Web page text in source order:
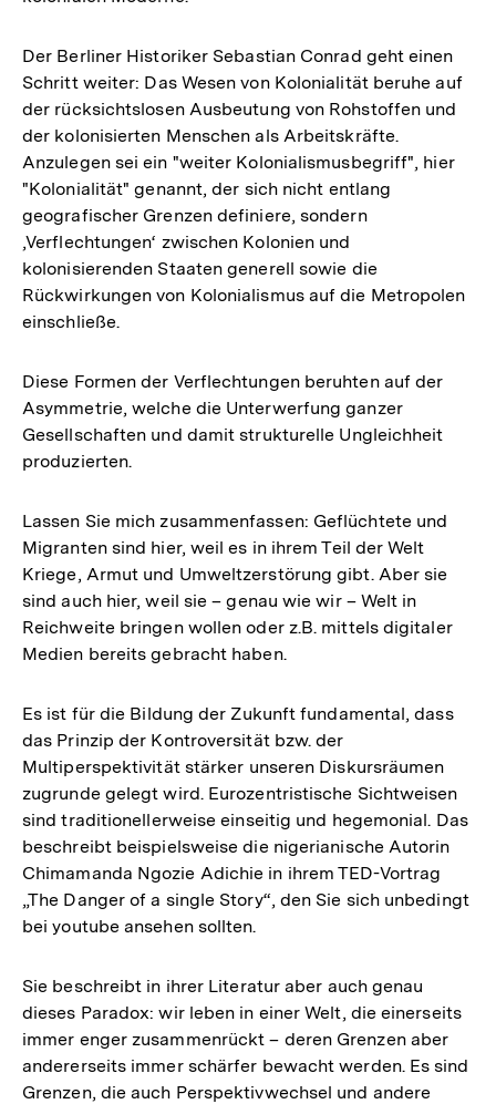
Der Berliner Historiker Sebastian Conrad geht einen
Schritt weiter: Das Wesen von Kolonialität beruhe auf
der rücksichtslosen Ausbeutung von Rohstoffen und
der kolonisierten Menschen als Arbeitskräfte.
Anzulegen sei ein "weiter Kolonialismusbegriff", hier
"Kolonialität" genannt, der sich nicht entlang
geografischer Grenzen definiere, sondern
‚Verflechtungen‘ zwischen Kolonien und
kolonisierenden Staaten generell sowie die
Rückwirkungen von Kolonialismus auf die Metropolen
einschließe.
Diese Formen der Verflechtungen beruhten auf der
Asymmetrie, welche die Unterwerfung ganzer
Gesellschaften und damit strukturelle Ungleichheit
produzierten.
Lassen Sie mich zusammenfassen: Geflüchtete und
Migranten sind hier, weil es in ihrem Teil der Welt
Kriege, Armut und Umweltzerstörung gibt. Aber sie
sind auch hier, weil sie – genau wie wir – Welt in
Reichweite bringen wollen oder z.B. mittels digitaler
Medien bereits gebracht haben.
Es ist für die Bildung der Zukunft fundamental, dass
das Prinzip der Kontroversität bzw. der
Multiperspektivität stärker unseren Diskursräumen
zugrunde gelegt wird. Eurozentristische Sichtweisen
sind traditionellerweise einseitig und hegemonial. Das
beschreibt beispielsweise die nigerianische Autorin
Chimamanda Ngozie Adichie in ihrem TED-Vortrag
„The Danger of a single Story“, den Sie sich unbedingt
bei youtube ansehen sollten.
Sie beschreibt in ihrer Literatur aber auch genau
dieses Paradox: wir leben in einer Welt, die einerseits
immer enger zusammenrückt – deren Grenzen aber
andererseits immer schärfer bewacht werden. Es sind
Grenzen, die auch Perspektivwechsel und andere